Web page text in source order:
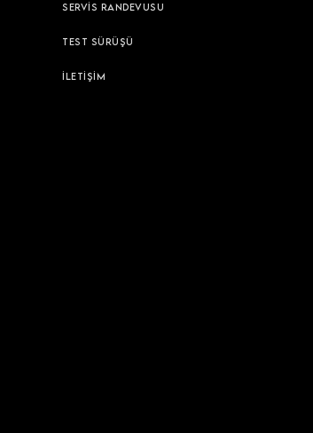
SERVİS RANDEVUSU
TEST SÜRÜŞÜ
İLETİŞİM